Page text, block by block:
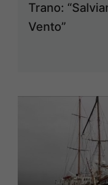
Trano:
Vento”